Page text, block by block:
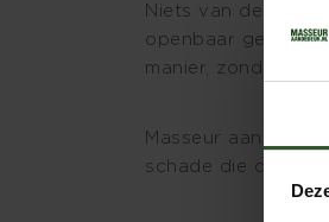
Niets van deze
openbaar
manier, zonder
Masseur aan de
schade die daaruit